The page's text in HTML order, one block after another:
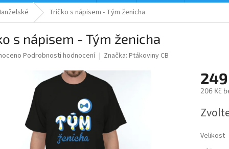
Tričko s nápisem - Tým ženicha
s nápisem - Tým ženicha
Podrobnosti hodnocení Značka: Ptákoviny CB
206 Kč
cena:
Velikost